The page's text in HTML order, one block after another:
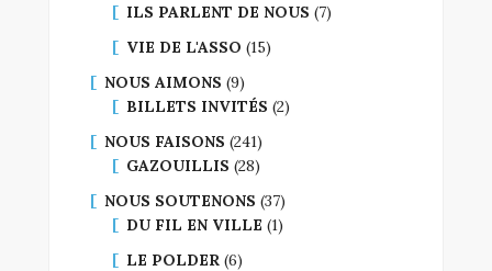
ILS PARLENT DE NOUS (7)
VIE DE L'ASSO (15)
NOUS AIMONS (9)
BILLETS INVITÉS (2)
NOUS FAISONS (241)
GAZOUILLIS (28)
NOUS SOUTENONS (37)
DU FIL EN VILLE (1)
LE POLDER (6)